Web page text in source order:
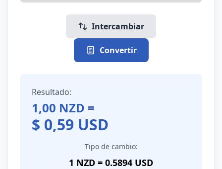
Intercambiar
Convertir
Resultado:
1,00 NZD =
$ 0,59 USD
Tipo de cambio:
1 NZD = 0.5894 USD